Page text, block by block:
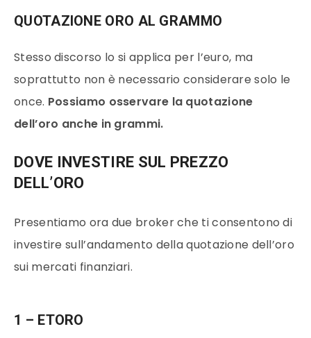
QUOTAZIONE ORO AL GRAMMO
Stesso discorso lo si applica per l’euro, ma
soprattutto non è necessario considerare solo le
once. Possiamo osservare la quotazione
dell’oro anche in grammi.
DOVE INVESTIRE SUL PREZZO
DELL’ORO
Presentiamo ora due broker che ti consentono di
investire sull’andamento della quotazione dell’oro
sui mercati finanziari.
1 – ETORO